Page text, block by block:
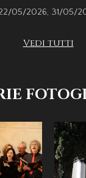
05/2026, 31/05/
Vedi tutti